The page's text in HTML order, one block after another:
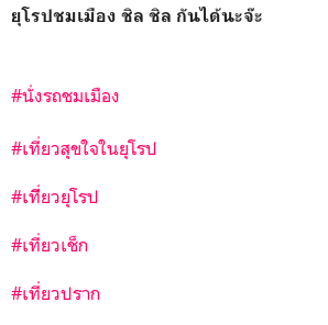
ยุโรปชมเมือง ชิล ชิล กันได้นะจ๊ะ
#นั่งรถชมเมือง
#เที่ยวสุขใจในยุโรป
#เทีี่ยวยุโรป
#เที่ยวเช็ก
#เที่ยวปราก